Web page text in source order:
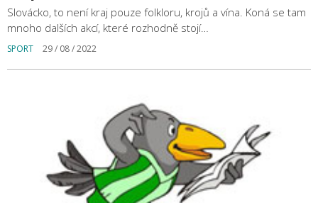
Slovácko, to není kraj pouze folkloru, krojů a vína. Koná se tam
mnoho dalších akcí, které rozhodně stojí…
SPORT 29 / 08 / 2022